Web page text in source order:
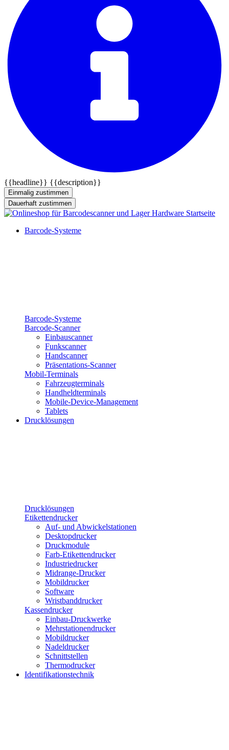
{{headline}} {{description}}
Einmalig zustimmen
Dauerhaft zustimmen
Barcode-Systeme
Barcode-Systeme
Barcode-Scanner
Einbauscanner
Funkscanner
Handscanner
Präsentations-Scanner
Mobil-Terminals
Fahrzeugterminals
Handheldterminals
Mobile-Device-Management
Tablets
Drucklösungen
Drucklösungen
Etikettendrucker
Auf- und Abwickelstationen
Desktopdrucker
Druckmodule
Farb-Etikettendrucker
Industriedrucker
Midrange-Drucker
Mobildrucker
Software
Wristbanddrucker
Kassendrucker
Einbau-Druckwerke
Mehrstationendrucker
Mobildrucker
Nadeldrucker
Schnittstellen
Thermodrucker
Identifikationstechnik